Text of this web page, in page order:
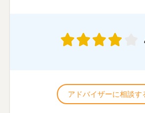
アドバイザーに相談す